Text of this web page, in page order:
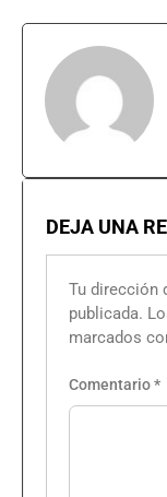
DEJA UNA
Tu dirección
publicada.
marcados
Comentario*